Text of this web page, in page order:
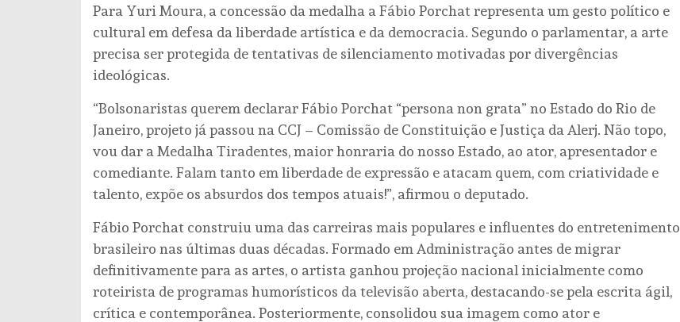
Para Yuri Moura, a concessão da medalha a Fábio Porchat representa um gesto político e
cultural em defesa da liberdade artística e da democracia. Segundo o parlamentar, a arte
precisa ser protegida de tentativas de silenciamento motivadas por divergências
ideológicas.
“Bolsonaristas querem declarar Fábio Porchat “persona non grata” no Estado do Rio de
Janeiro, projeto já passou na CCJ – Comissão de Constituição e Justiça da Alerj. Não topo,
vou dar a Medalha Tiradentes, maior honraria do nosso Estado, ao ator, apresentador e
comediante. Falam tanto em liberdade de expressão e atacam quem, com criatividade e
talento, expõe os absurdos dos tempos atuais!”, afirmou o deputado.
Fábio Porchat construiu uma das carreiras mais populares e influentes do entretenimento
brasileiro nas últimas duas décadas. Formado em Administração antes de migrar
definitivamente para as artes, o artista ganhou projeção nacional inicialmente como
roteirista de programas humorísticos da televisão aberta, destacando-se pela escrita ágil,
crítica e contemporânea. Posteriormente, consolidou sua imagem como ator e